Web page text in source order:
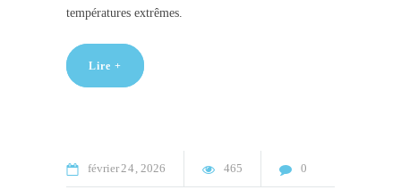
températures extrêmes.
Lire +
février24 2026 465 0